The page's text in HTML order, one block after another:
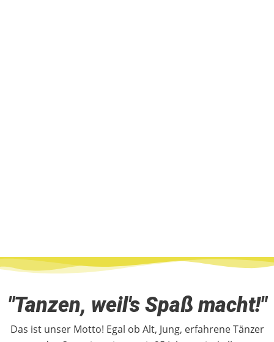
"Tanzen, weil's Spaß macht!"
Das ist unser Motto! Egal ob Alt, Jung, erfahrene Tänzer